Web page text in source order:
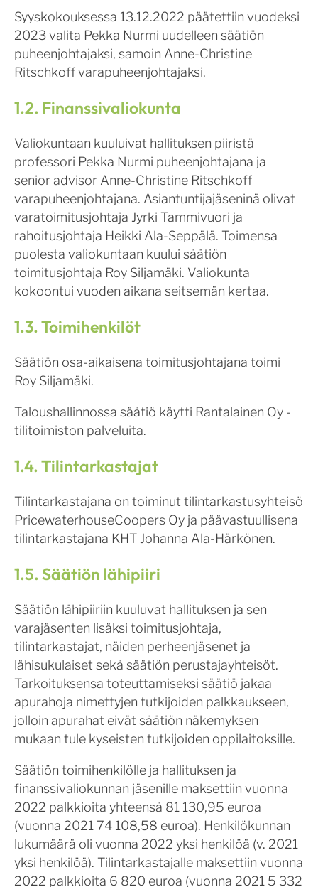
Syyskokouksessa 13.12.2022 päätettiin vuodeksi
2023 valita Pekka Nurmi uudelleen säätiön
puheenjohtajaksi, samoin Anne-Christine
Ritschkoff varapuheenjohtajaksi.
1.2. Finanssivaliokunta
Valiokuntaan kuuluivat hallituksen piiristä
professori Pekka Nurmi puheenjohtajana ja
senior advisor Anne-Christine Ritschkoff
varapuheenjohtajana. Asiantuntijajäseninä olivat
varatoimitusjohtaja Jyrki Tammivuori ja
rahoitusjohtaja Heikki Ala-Seppälä. Toimensa
puolesta valiokuntaan kuului säätiön
toimitusjohtaja Roy Siljamäki. Valiokunta
kokoontui vuoden aikana seitsemän kertaa.
1.3. Toimihenkilöt
Säätiön osa-aikaisena toimitusjohtajana toimi
Roy Siljamäki.
Taloushallinnossa säätiö käytti Rantalainen Oy -
tilitoimiston palveluita.
1.4. Tilintarkastajat
Tilintarkastajana on toiminut tilintarkastusyhteisö
PricewaterhouseCoopers Oy ja päävastuullisena
tilintarkastajana KHT Johanna Ala-Härkönen.
1.5. Säätiön lähipiiri
Säätiön lähipiiriin kuuluvat hallituksen ja sen
varajäsenten lisäksi toimitusjohtaja,
tilintarkastajat, näiden perheenjäsenet ja
lähisukulaiset sekä säätiön perustajayhteisöt.
Tarkoituksensa toteuttamiseksi säätiö jakaa
apurahoja nimettyjen tutkijoiden palkkaukseen,
jolloin apurahat eivät säätiön näkemyksen
mukaan tule kyseisten tutkijoiden oppilaitoksille.
Säätiön toimihenkilölle ja hallituksen ja
finanssivaliokunnan jäsenille maksettiin vuonna
2022 palkkioita yhteensä 81 130,95 euroa
(vuonna 2021 74 108,58 euroa). Henkilökunnan
lukumäärä oli vuonna 2022 yksi henkilöä (v. 2021
yksi henkilöä). Tilintarkastajalle maksettiin vuonna
2022 palkkioita 6 820 euroa (vuonna 2021 5 332